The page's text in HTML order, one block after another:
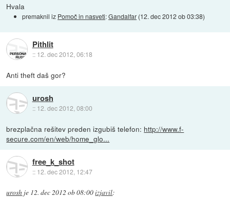
Hvala
premaknil iz Pomoč in nasveti:Gandalfar (12. dec 2012 ob 03:38)
Pithlit
:: 12. dec 2012, 06:18
Anti theft daš gor?
urosh
:: 12. dec 2012, 08:00
brezplačna rešitev preden izgubiš telefon: http://www.f-
secure.com/en/web/home_glo...
free_k_shot
:: 12. dec 2012, 12:47
urosh je 12. dec 2012 ob 08:00izjavil: